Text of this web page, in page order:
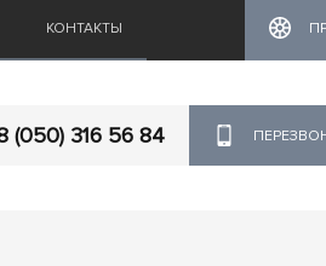
КОНТАКТЫ
(050) 316 56 84